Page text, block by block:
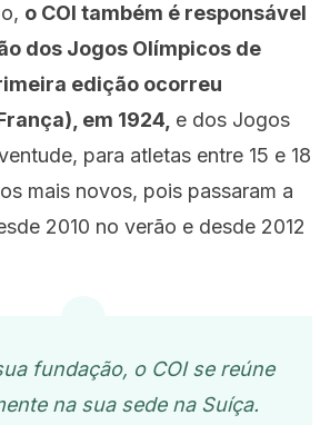
o COI também é responsável
dos Jogos Olímpicos de
edição ocorreu
em 1924, e dos Jogos
para atletas entre 15 e 18
mais novos, pois passaram a
2010 no verão e desde 2012
fundação, o COI se reúne
na sua sede na Suíça.